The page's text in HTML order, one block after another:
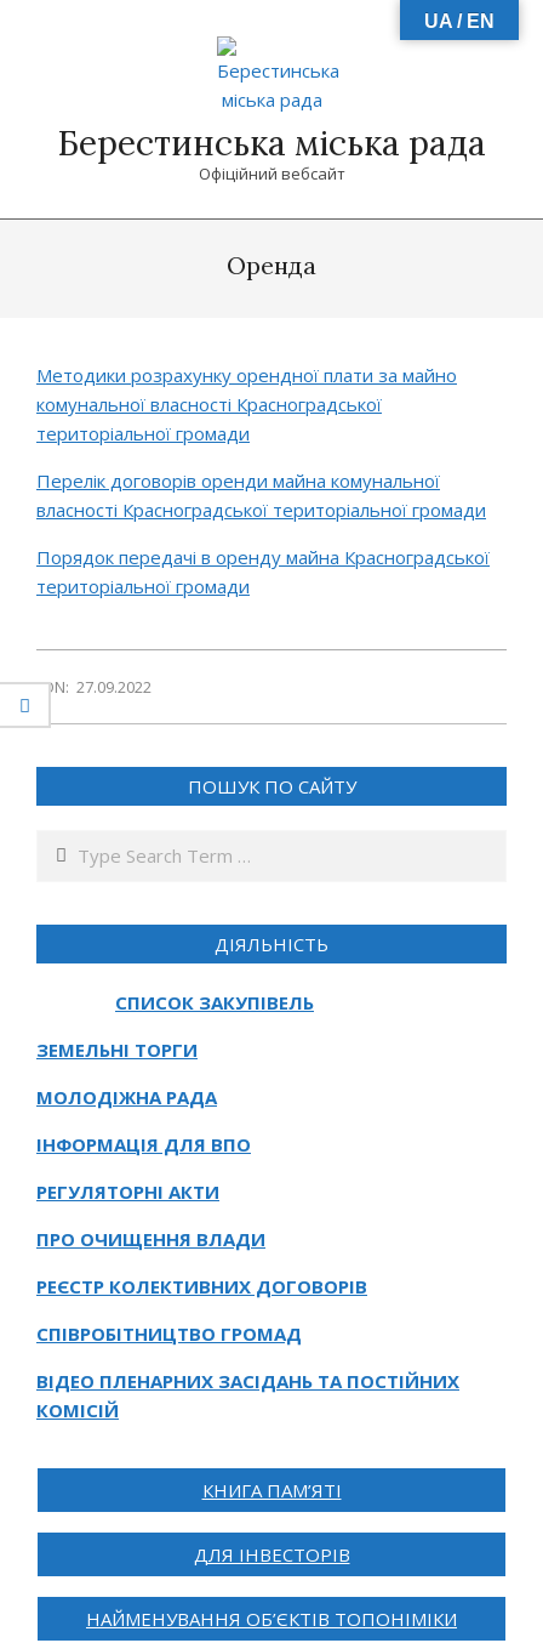
Берестинська міська рада
Офіційний вебсайт
Оренда
Методики розрахунку орендної плати за майно
комунальної власності Красноградської
територіальної громади
Перелік договорів оренди майна комунальної
власності Красноградської територіальної громади
Порядок передачі в оренду майна Красноградської
територіальної громади
09-
27
ON: 27.09.2022
ПОШУК ПО САЙТУ
Search
ДІЯЛЬНІСТЬ
СПИСОК ЗАКУПІВЕЛЬ
ЗЕМЕЛЬНІ ТОРГИ
МОЛОДІЖНА РАДА
ІНФОРМАЦІЯ ДЛЯ ВПО
РЕГУЛЯТОРНІ АКТИ
ПРО ОЧИЩЕННЯ ВЛАДИ
РЕЄСТР КОЛЕКТИВНИХ ДОГОВОРІВ
СПІВРОБІТНИЦТВО ГРОМАД
ВІДЕО ПЛЕНАРНИХ ЗАСІДАНЬ ТА ПОСТІЙНИХ
КОМІСІЙ
КНИГА ПАМ’ЯТІ
ДЛЯ ІНВЕСТОРІВ
НАЙМЕНУВАННЯ ОБ’ЄКТІВ ТОПОНІМІКИ
UA / EN